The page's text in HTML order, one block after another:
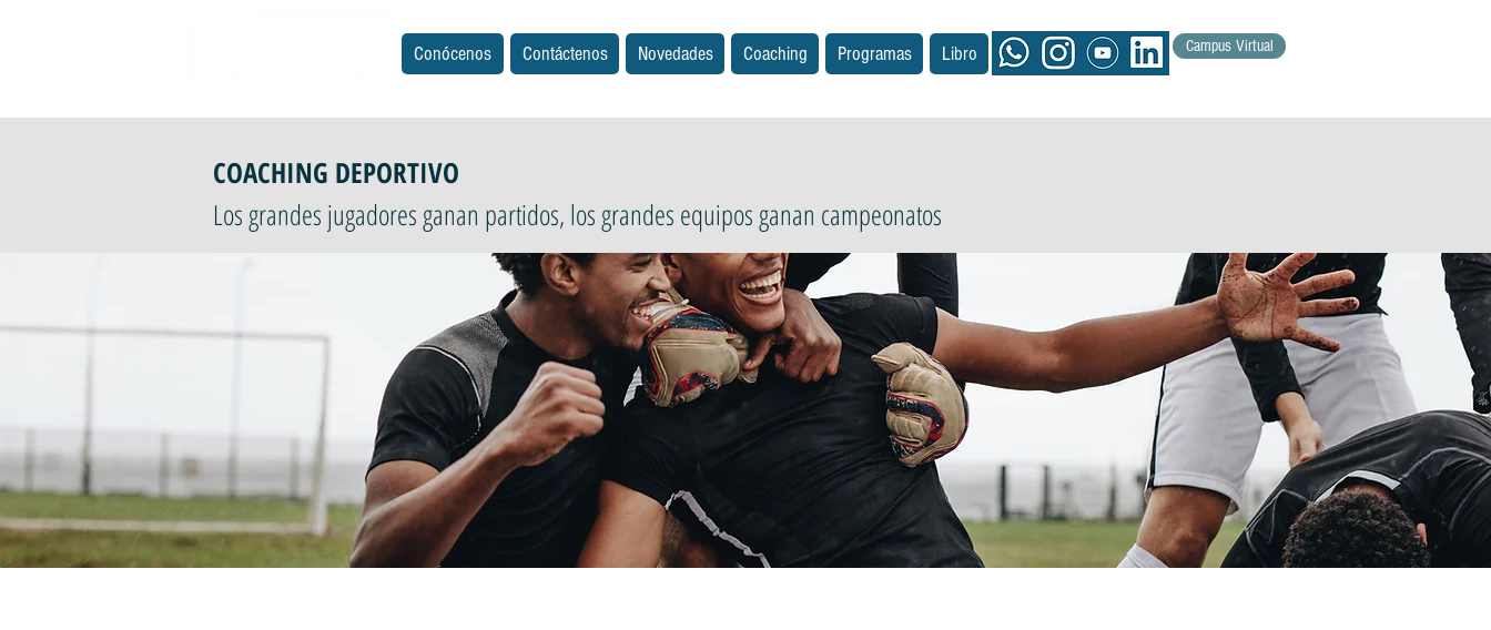
Conócenos Contáctenos Novedades Coaching Programas Libro Campus Virtual
COACHING DEPORTIVO
Los grandes jugadores ganan partidos, los grandes equipos ganan campeonatos